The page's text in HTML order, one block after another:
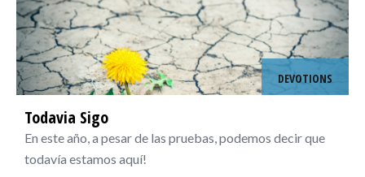
DEVOTIONS
Todavia Sigo
En este año, a pesar de las pruebas, podemos decir que
todavía estamos aquí!